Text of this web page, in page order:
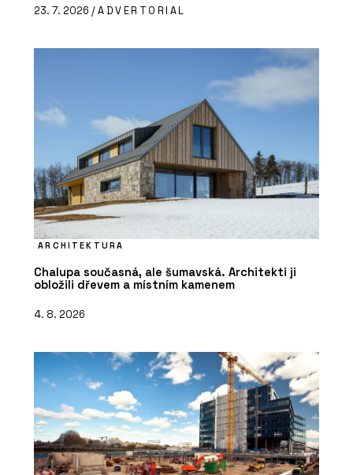
23. 7. 2026 /ADVERTORIAL
ARCHITEKTURA
Chalupa současná, ale šumavská. Architekti ji
obložili dřevem a místním kamenem
4. 8. 2026